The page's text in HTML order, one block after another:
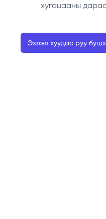
хугацааны
Эхлэл хуудас руу